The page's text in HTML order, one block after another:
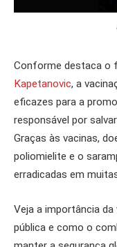
Conforme destaca o
Kapetanovic, a
eficazes para a
responsável por
Graças às vacinas,
poliomielite e o
erradicadas em
Veja a importância
pública e como o